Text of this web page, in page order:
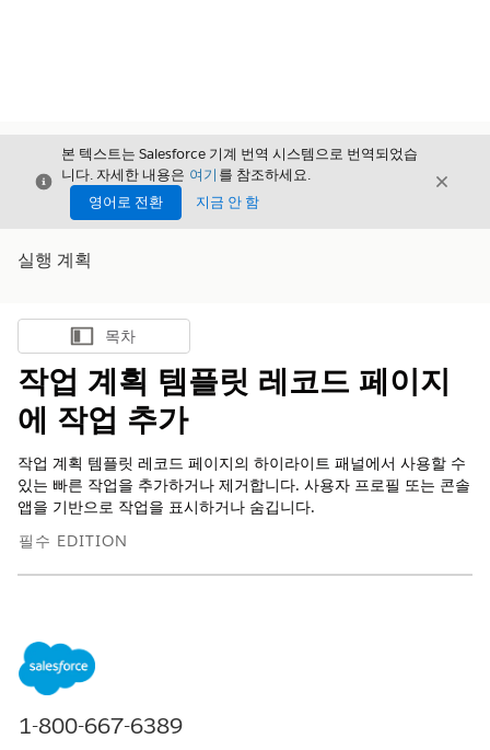
닫기
본 텍스트는 Salesforce 기계 번역 시스템으로 번역되었습
니다. 자세한 내용은 여기 를 참조하세요.
영어로 전환
지금 안 함
닫기
실행 계획
목차 표시
목차
작업 계획 템플릿 레코드 페이지
에 작업 추가
작업 계획 템플릿 레코드 페이지의 하이라이트 패널에서 사용할 수
있는 빠른 작업을 추가하거나 제거합니다. 사용자 프로필 또는 콘솔
앱을 기반으로 작업을 표시하거나 숨깁니다.
필수 EDITION
Education Cloud, Financial Services Cloud, Lightning
Scheduler 사용하는 Government Cloud, Health Cloud,
Manufacturing Cloud, Nonprofit Cloud, 공공 부문 솔루션.
Edition Availability 보기
1-800-667-6389